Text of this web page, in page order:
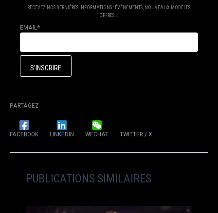
RECEVEZ NOS DERNIÈRES INFORMATIONS : ÉVÈNEMENTS, NOUVEAUX MODÈLES,
OFFRES...
EMAIL*
PARTAGEZ
FACEBOOK LINKEDIN WECHAT TWITTER / X
PUBLICATIONS SIMILAIRES